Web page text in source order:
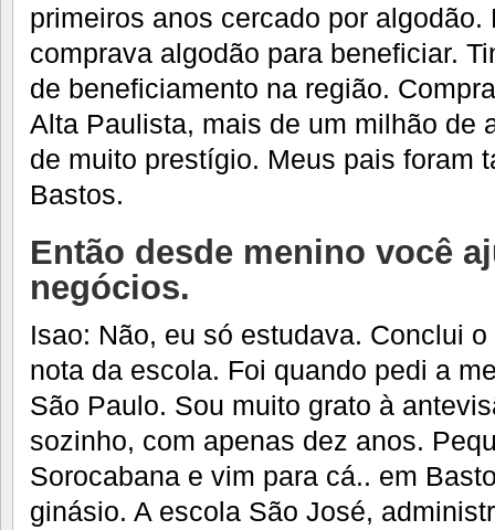
primeiros anos cercado por
comprava algodão para beneficiar.
de beneficiamento na região.
Alta Paulista, mais de um milhão de
de muito prestígio. Meus pais foram
Bastos.
Então desde menino você
negócios.
Isao: Não, eu só estudava. Conclui
nota da escola. Foi quando pedi a
São Paulo. Sou muito grato à
sozinho, com apenas dez anos.
Sorocabana e vim para cá.. em
ginásio. A escola São José,